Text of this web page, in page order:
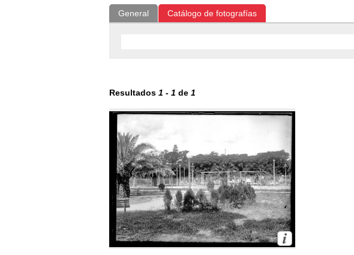
General Catálogo de fotografías
Resultados 1 - 1 de 1